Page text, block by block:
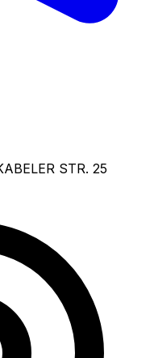
STR. 25